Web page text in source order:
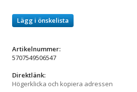
Lägg i önskelista
Artikelnummer:
5707549506547
Direktlänk:
Högerklicka och kopiera adressen